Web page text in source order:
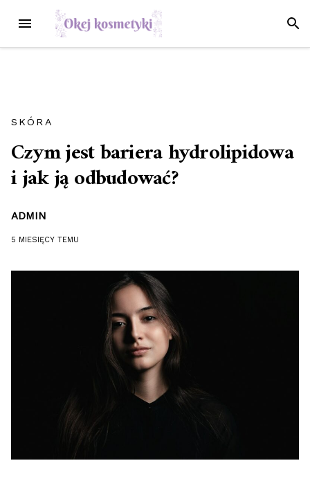
treści
MENU
SKÓRA
Czym jest bariera hydrolipidowa
i jak ją odbudować?
ADMIN
5 MIESIĘCY TEMU